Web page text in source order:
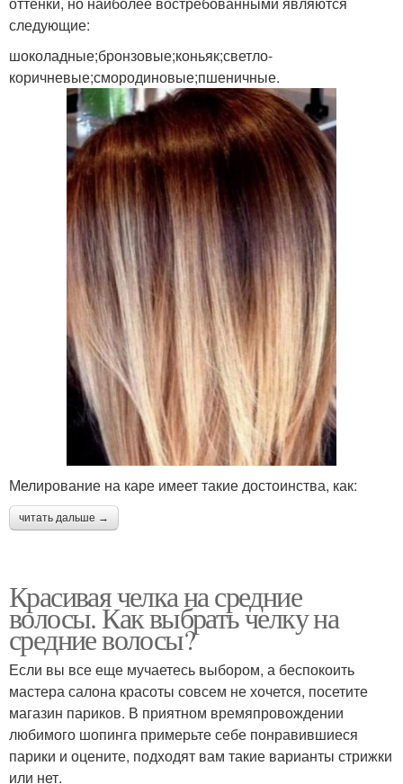
следующие:
шоколадные;бронзовые;коньяк;светло-
коричневые;смородиновые;пшеничные.
Мелирование на каре имеет такие достоинства, как:
читать дальше →
Красивая челка на средние
волосы. Как выбрать челку на
средние волосы?
Если вы все еще мучаетесь выбором, а беспокоить
мастера салона красоты совсем не хочется, посетите
магазин париков. В приятном времяпровождении
любимого шопинга примерьте себе понравившиеся
парики и оцените, подходят вам такие варианты стрижки
или нет.